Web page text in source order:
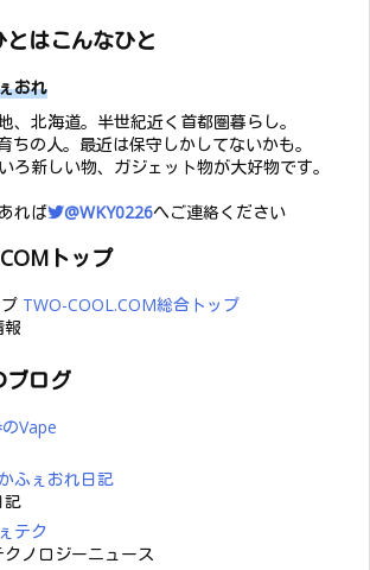
はこんなひと
おれ
、北海道。半世紀近く首都圏暮らし。
ちの人。最近は保守しかしてないかも。
ろ新しい物、ガジェット物が大好物です。
れば
@WKY0226へご連絡ください
トップ
TWO-COOL.COM総合トップ
報
ブログ
Vape
かふぇおれ日記
記
テク
ノロジーニュース